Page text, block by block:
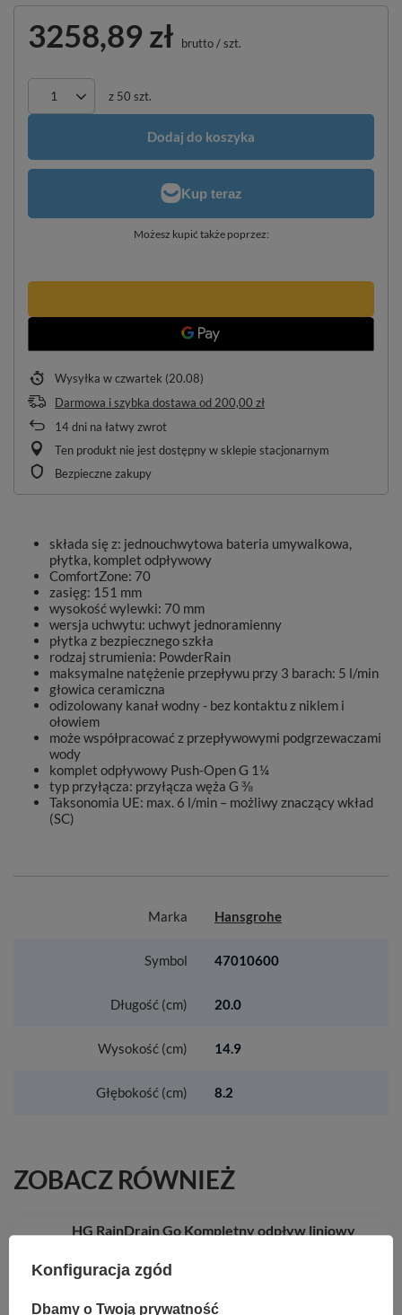
3258,89 zł brutto/szt.
z 50 szt.
Dodaj do koszyka
Możesz kupić także poprzez:
Wysyłka w czwartek (20.08)
Darmowa i szybka dostawa od 200,00 zł
14dni na łatwy zwrot
Ten produkt nie jest dostępny w sklepie stacjonarnym
Bezpieczne zakupy
składa się z: jednouchwytowa bateria umywalkowa,
płytka, komplet odpływowy
ComfortZone: 70
zasięg: 151 mm
wysokość wylewki: 70 mm
wersja uchwytu: uchwyt jednoramienny
płytka z bezpiecznego szkła
rodzaj strumienia: PowderRain
maksymalne natężenie przepływu przy 3 barach: 5 l/min
głowica ceramiczna
odizolowany kanał wodny - bez kontaktu z niklem i
ołowiem
może współpracować z przepływowymi podgrzewaczami
wody
komplet odpływowy Push-Open G 1¼
typ przyłącza: przyłącza węża G ⅜
Taksonomia UE: max. 6 l/min – możliwy znaczący wkład
(SC)
Marka Hansgrohe
Symbol 47010600
Długość (cm) 20.0
Wysokość (cm) 14.9
Głębokość (cm) 8.2
ZOBACZ RÓWNIEŻ
HG RainDrain Go Kompletny odpływ liniowy
standardowy/niski, Stal Szlachetna Szczotkowana
Konfiguracja zgód
Dbamy o Twoją prywatność